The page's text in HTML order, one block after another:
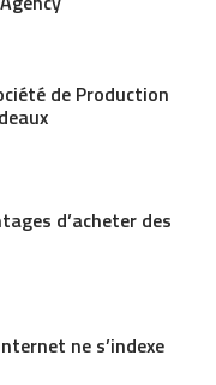
de Production
d’acheter des
ne s’indexe